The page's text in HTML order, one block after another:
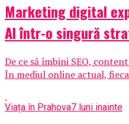
Marketing digital
AI într-o singură
De ce să îmbini SEO,
În mediul online actual,
Viața în Prahova7 luni inainte